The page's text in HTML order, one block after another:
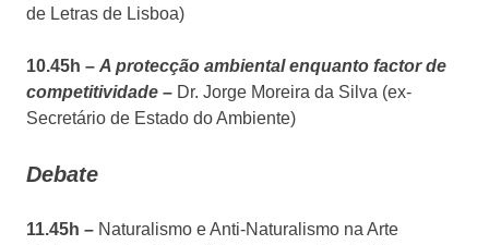
de Letras de Lisboa)
10.45h – A protecção ambiental enquanto factor de
competitividade – Dr. Jorge Moreira da Silva (ex-
Secretário de Estado do Ambiente)
Debate
11.45h – Naturalismo e Anti-Naturalismo na Arte